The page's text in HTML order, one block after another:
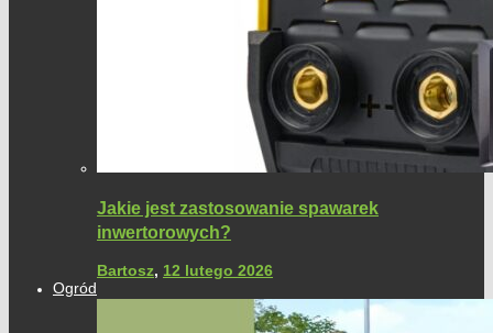
Jakie jest zastosowanie spawarek
inwertorowych?
Bartosz, 12 lutego 2026
Ogród